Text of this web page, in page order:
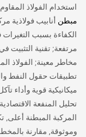
استخدام الفولاذ
مبطن أنابيب فولاذية
الكفاءة بسبب
مرتفعة; تقنية التثبيت
مخاطر معينة; الفولاذ
تطبيقات حقول النفط
ميكانيكية قوية وأداء
تحليل المنفعة
المركبة المبطنة أعلى,
وموثوقة, مقارنة